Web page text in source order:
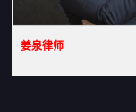
姜泉律师